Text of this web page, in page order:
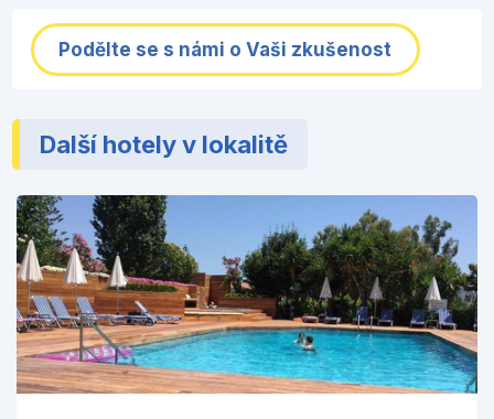
Podělte se s námi o Vaši zkušenost
Další hotely v lokalitě